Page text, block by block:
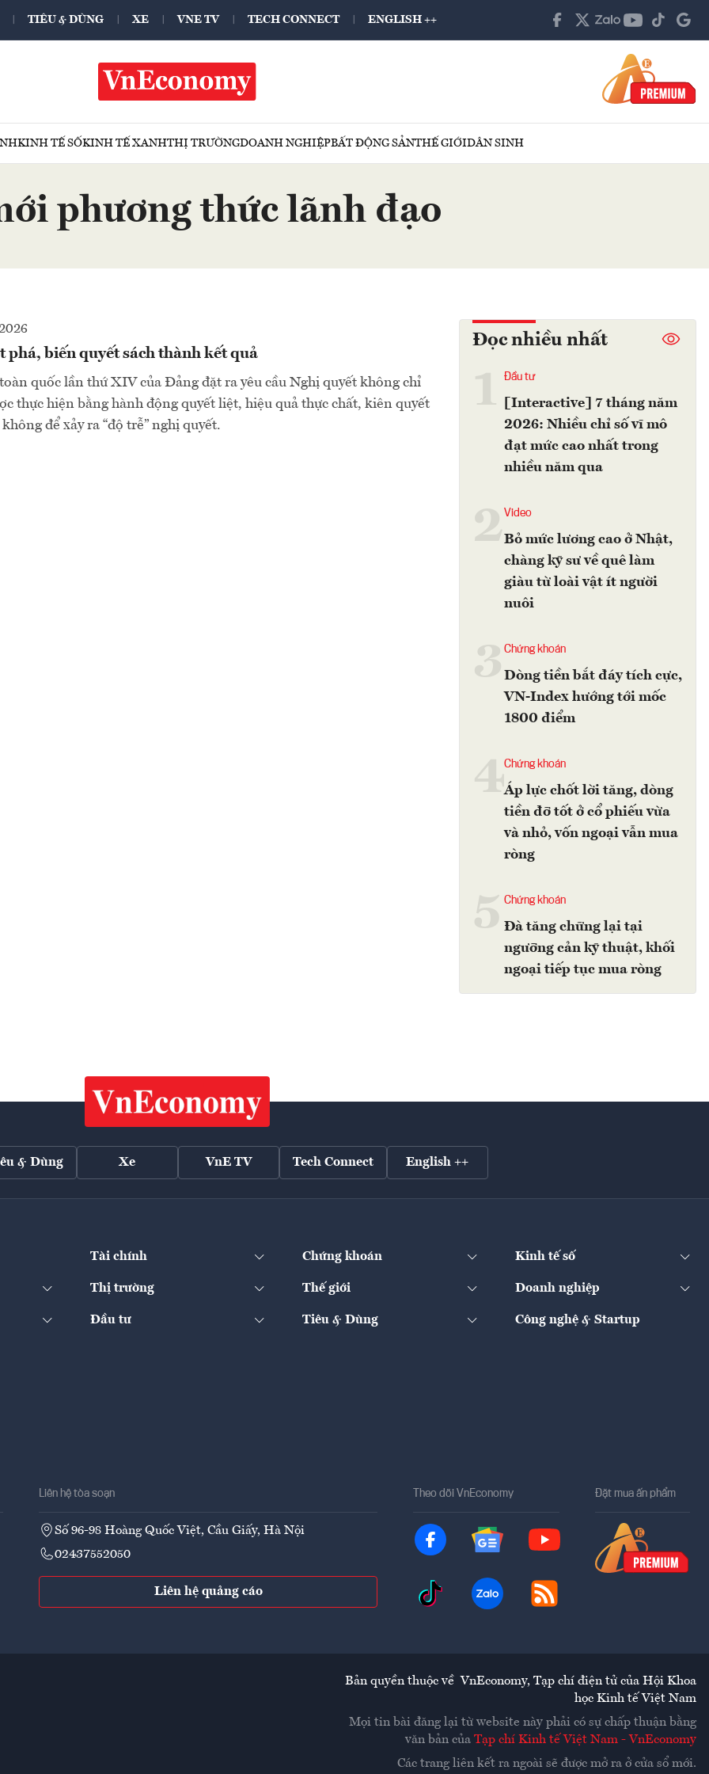
TIÊU & DÙNG XE VNE TV TECH CONNECT ENGLISH ++
KINH TẾ SỐKINH TẾ XANHTHỊ TRƯỜNGDOANH NGHIỆPBẤT ĐỘNG SẢNTHẾ GIỚIDÂN SINH
phương thức lãnh đạo
phá, biến quyết sách thành kết quả
quốc lần thứ XIV của Đảng đặt ra yêu cầu Nghị quyết không chỉ
thực hiện bằng hành động quyết liệt, hiệu quả thực chất, kiên quyết
để xảy ra “độ trễ” nghị quyết.
Đọc nhiều nhất
Đầu tư
[Interactive] 7 tháng năm
2026: Nhiều chỉ số vĩ mô
đạt mức cao nhất trong
nhiều năm qua
2Video
Bỏ mức lương cao ở Nhật,
chàng kỹ sư về quê làm
giàu từ loài vật ít người
nuôi
Chứng khoán
Dòng tiền bắt đáy tích cực,
VN-Index hướng tới mốc
1800 điểm
4Chứng khoán
Áp lực chốt lời tăng, dòng
tiền đỡ tốt ở cổ phiếu vừa
và nhỏ, vốn ngoại vẫn mua
ròng
Chứng khoán
Đà tăng chững lại tại
ngưỡng cản kỹ thuật, khối
ngoại tiếp tục mua ròng
& Dùng Xe VnE TV Tech Connect English ++
Tài chính Chứng khoán Kinh tế số
Thị trường Thế giới Doanh nghiệp
Đầu tư Tiêu & Dùng Công nghệ & Startup
Liên hệ tòa soạn
Số 96-98 Hoàng Quốc Việt, Cầu Giấy, Hà Nội
02437552050
Liên hệ quảng cáo
Theo dõi VnEconomy Đặt mua ấn phẩm
Bản quyền thuộc về VnEconomy, Tạp chí điện tử của Hội Khoa
học Kinh tế Việt Nam
Mọi tin bài đăng lại từ website này phải có sự chấp thuận bằng
văn bản của Tạp chí Kinh tế Việt Nam - VnEconomy
Các trang liên kết ra ngoài sẽ được mở ra ở cửa sổ mới.